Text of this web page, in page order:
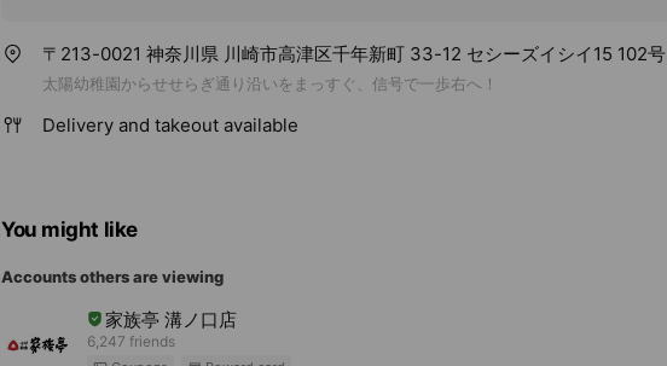
〒213-0021 神奈川県 川崎市高津区千年新町 33-12 セシーズイシイ15 102号
太陽幼稚園からせせらぎ通り沿いをまっすぐ、信号で一歩右へ！
Delivery and takeout available
You might like
Accounts others are viewing
家族亭 溝ノ口店
6,247 friends